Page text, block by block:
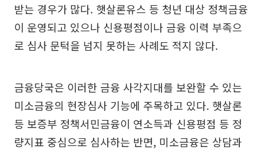
받는 경우가 많다. 햇살론유스 등 청년 대상 정책금융
이 운영되고 있으나 신용평점이나 금융 이력 부족으
로 심사 문턱을 넘지 못하는 사례도 적지 않다.
금융당국은 이러한 금융 사각지대를 보완할 수 있는
미소금융의 현장심사 기능에 주목하고 있다. 햇살론
등 보증부 정책서민금융이 연소득과 신용평점 등 정
량지표 중심으로 심사하는 반면, 미소금융은 상담과